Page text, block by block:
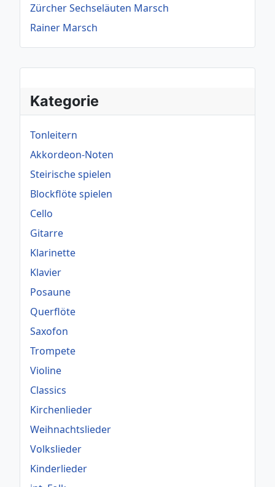
Kategorie
Tonleitern
Akkordeon-Noten
Steirische spielen
Blockflöte spielen
Cello
Gitarre
Klarinette
Klavier
Posaune
Querflöte
Saxofon
Trompete
Violine
Classics
Kirchenlieder
Weihnachtslieder
Volkslieder
Kinderlieder
Zürcher Sechseläuten Marsch
Rainer Marsch